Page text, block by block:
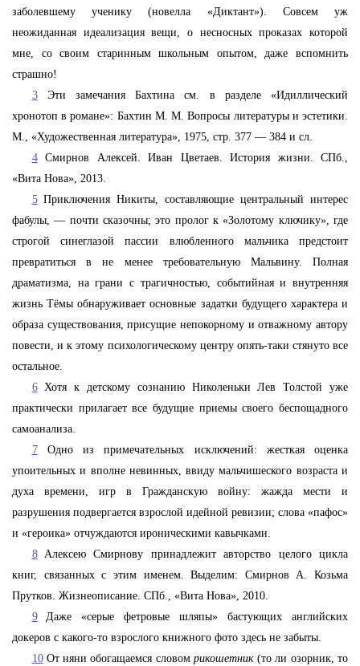
заболевшему ученику (новелла «Диктант»). Совсем уж
неожиданная идеализация вещи, о несносных проказах которой
мне, со своим старинным школьным опытом, даже вспомнить
страшно!
3Эти замечания Бахтина см. в разделе «Идиллический
хронотоп в романе»: Бахтин М. М. Вопросы литературы и эстетики.
М., «Художественная литература», 1975, стр. 377 — 384 и сл.
4Смирнов Алексей. Иван Цветаев. История жизни. СПб.,
«Вита Нова», 2013.
5Приключения Никиты, составляющие центральный интерес
фабулы, — почти сказочны; это пролог к «Золотому ключику», где
строгой синеглазой пассии влюбленного мальчика предстоит
превратиться в не менее требовательную Мальвину. Полная
драматизма, на грани с трагичностью, событийная и внутренняя
жизнь Тёмы обнаруживает основные задатки будущего характера и
образа существования, присущие непокорному и отважному автору
повести, и к этому психологическому центру опять-таки стянуто все
остальное.
6Хотя к детскому сознанию Николеньки Лев Толстой уже
практически прилагает все будущие приемы своего беспощадного
самоанализа.
7Одно из примечательных исключений: жесткая оценка
упоительных и вполне невинных, ввиду мальчишеского возраста и
духа времени, игр в Гражданскую войну: жажда мести и
разрушения подвергается взрослой идейной ревизии; слова «пафос»
и «героика» отчуждаются ироническими кавычками.
8 Алексею Смирнову принадлежит авторство целого цикла
книг, связанных с этим именем. Выделим: Смирнов А. Козьма
Прутков. Жизнеописание. СПб., «Вита Нова», 2010.
9
Даже «серые фетровые шляпы» бастующих английских
докеров с какого-то взрослого книжного фото здесь не забыты.
10От няни обогащаемся словом рикошетник(то ли озорник, то